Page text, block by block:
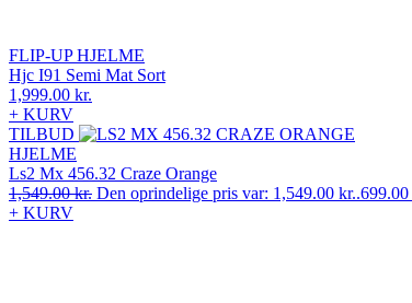
FLIP-UP HJELME
Hjc I91 Semi Mat Sort
1,999.00 kr.
+ KURV
TILBUD
HJELME
Ls2 Mx 456.32 Craze Orange
1,549.00kr. Den oprindelige pris var: 1,549.00 kr..699.00
+ KURV